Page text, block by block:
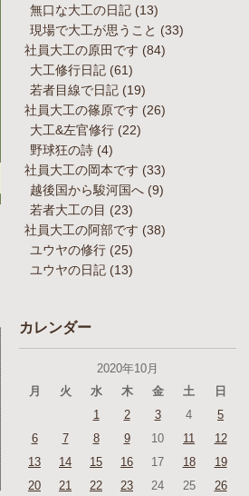
無口な大工の日記 (13)
現場で大工が思うこと (33)
社員大工の原田です (84)
大工修行日記 (61)
若者目線で日記 (19)
社員大工の篠原です (26)
大工&左官修行 (22)
野球狂の詩 (4)
社員大工の岡本です (33)
越後国から駿河国へ (9)
若者大工の目 (23)
社員大工の阿部です (38)
ユウヤの修行 (25)
ユウヤの日記 (13)
カレンダー
2020年10月
月
火 水 木 金 土
日
1
2 3 4
5
6
7 8 9 10 11
12
13
14 15 16 17 18
19
20
21 22 23 24 25
26